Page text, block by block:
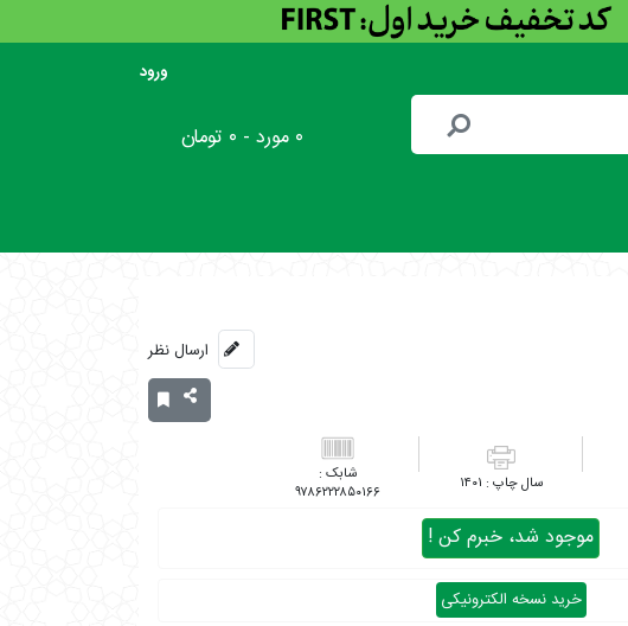
ورود
۰ مورد - ۰ تومان
ارسال نظر
۱۴۰۱ ۹۷۸۶۲۲۲۸۵۰۱۶۶
موجود شد، خبرم کن !
خرید نسخه الکترونیکی